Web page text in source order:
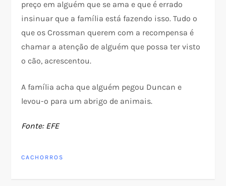
preço em alguém que se ama e que é errado
insinuar que a família está fazendo isso. Tudo o
que os Crossman querem com a recompensa é
chamar a atenção de alguém que possa ter visto
o cão, acrescentou.
A família acha que alguém pegou Duncan e
levou-o para um abrigo de animais.
Fonte: EFE
CACHORROS